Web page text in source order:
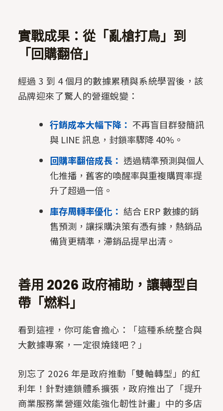
實戰成果：從「亂槍打鳥」到
「回購翻倍」
經過 3 到 4 個月的數據累積與系統學習後，該
品牌迎來了驚人的營運蛻變：
行銷成本大幅下降： 不再盲目群發簡訊
與 LINE 訊息，封鎖率驟降 40%。
回購率翻倍成長： 透過精準預測與個人
化推播，舊客的喚醒率與重複購買率提
升了超過一倍。
庫存周轉率優化： 結合 ERP 數據的銷
售預測，讓採購決策有憑有據，熱銷品
備貨更精準，滯銷品提早出清。
善用 2026 政府補助，讓轉型自
帶「燃料」
看到這裡，你可能會擔心：「這種系統整合與
大數據專案，一定很燒錢吧？」
別忘了 2026 年是政府推動「雙軸轉型」的紅
利年！針對連鎖體系擴張，政府推出了「提升
商業服務業營運效能強化韌性計畫」中的多店